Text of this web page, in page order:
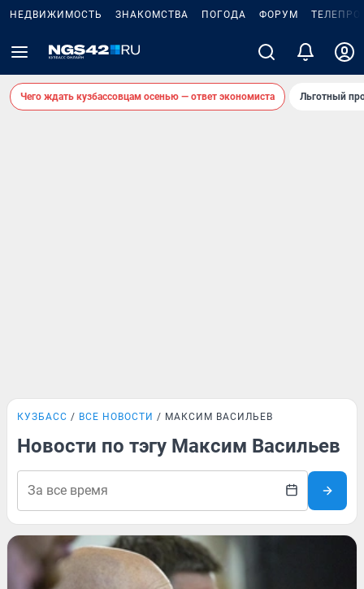
НЕДВИЖИМОСТЬ ЗНАКОМСТВА ПОГОДА ФОРУМ
Чего ждать кузбассовцам осенью — ответ экономиста Льготный
КУЗБАСС ВСЕ НОВОСТИ МАКСИМ ВАСИЛЬЕВ
Новости по тэгу Максим Васильев